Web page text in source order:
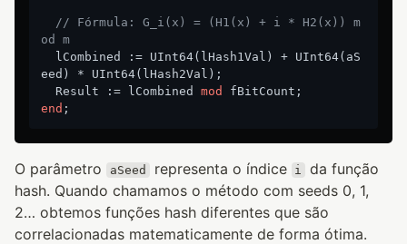
// Fórmula: G_i(x) = (H1(x) + i * H2(x)) m
od m
eed) * UInt64(lHash2Val);
  Result := lCombined
mod
end
O parâmetro aSeed representa o índice i
da função
hash. Quando chamamos o método com seeds 0, 1,
2… obtemos funções hash diferentes que são
correlacionadas matematicamente de forma ótima.